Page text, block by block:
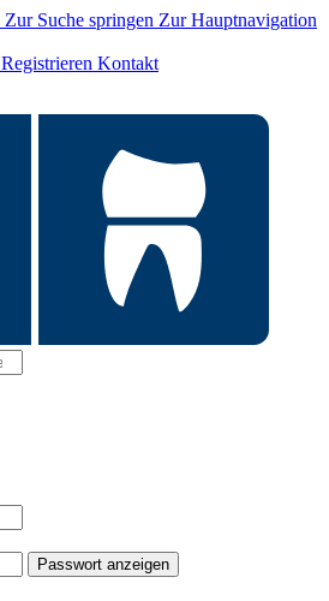
Zur Suche springen Zur Hauptnavigation
Registrieren Kontakt
Passwort anzeigen